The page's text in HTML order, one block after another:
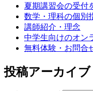
夏期講習会の受付
数学・理科の個別
講師紹介・理念
中学生向けのオン
無料体験・お問合
投稿アーカイブ